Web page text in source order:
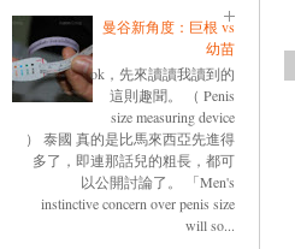
曼谷新角度：巨根 vs
幼苗
ok，先來讀讀我讀到的
這則趣聞。 （ Penis
size measuring device
） 泰國 真的是比馬來西亞先進得
多了，即連那話兒的粗長，都可
以公開討論了。 「Men's
instinctive concern over penis size
will so...